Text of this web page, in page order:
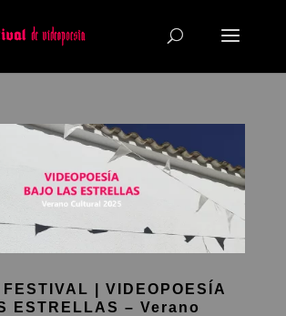
FESTIVAL | VIDEOPOESÍA
ESTRELLAS – Verano